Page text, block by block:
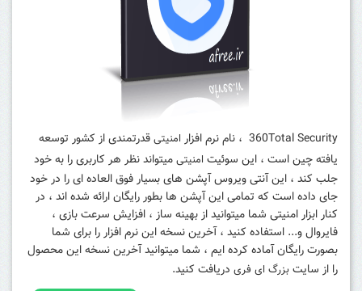
360Total Security ، نام نرم افزار امنیتی قدرتمندی از کشور توسعه
یافته چین است ، این سوئیت امنیتی میتواند نظر هر کاربری را به خود
جلب کند ، این آنتی ویروس آپشن های بسیار فوق العاده ای را در خود
جای داده است که تمامی این آپشن ها بطور رایگان ارائه شده اند ، در
کنار ابزار امنیتی شما میتوانید از بهینه ساز ، افزایش سرعت بازی ،
فایروال و... استفاده کنید ، آخرین نسخه این نرم افزار را برای شما
بصورت رایگان آماده کرده ایم ، شما میتوانید آخرین نسخه این محصول
را از سایت بزرگ ای فری دریافت کنید.